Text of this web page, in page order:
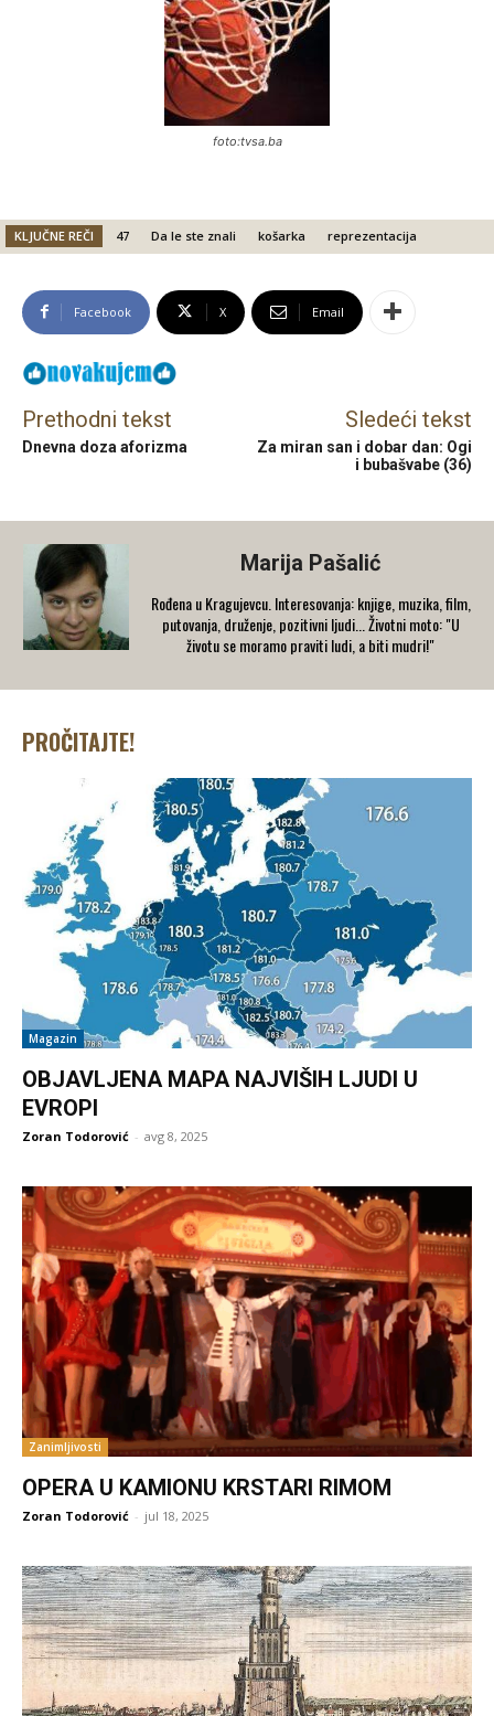
foto:tvsa.ba
KLJUČNE REČI 47 Da le ste znali košarka reprezentacija
Facebook X Email
Prethodni tekst
Dnevna doza aforizma
Sledeći tekst
Za miran san i dobar dan: Ogi
i bubašvabe (36)
Marija Pašalić
​Rođena u Kragujevcu. Interesovanja: knjige, muzika, film,
putovanja, druženje, pozitivni ljudi... Životni moto: "U
životu se moramo praviti ludi, a biti mudri!"
PROČITAJTE!
Magazin
OBJAVLJENA MAPA NAJVIŠIH LJUDI U
EVROPI
Zoran Todorović - avg 8, 2025
Zanimljivosti
OPERA U KAMIONU KRSTARI RIMOM
Zoran Todorović - jul 18, 2025